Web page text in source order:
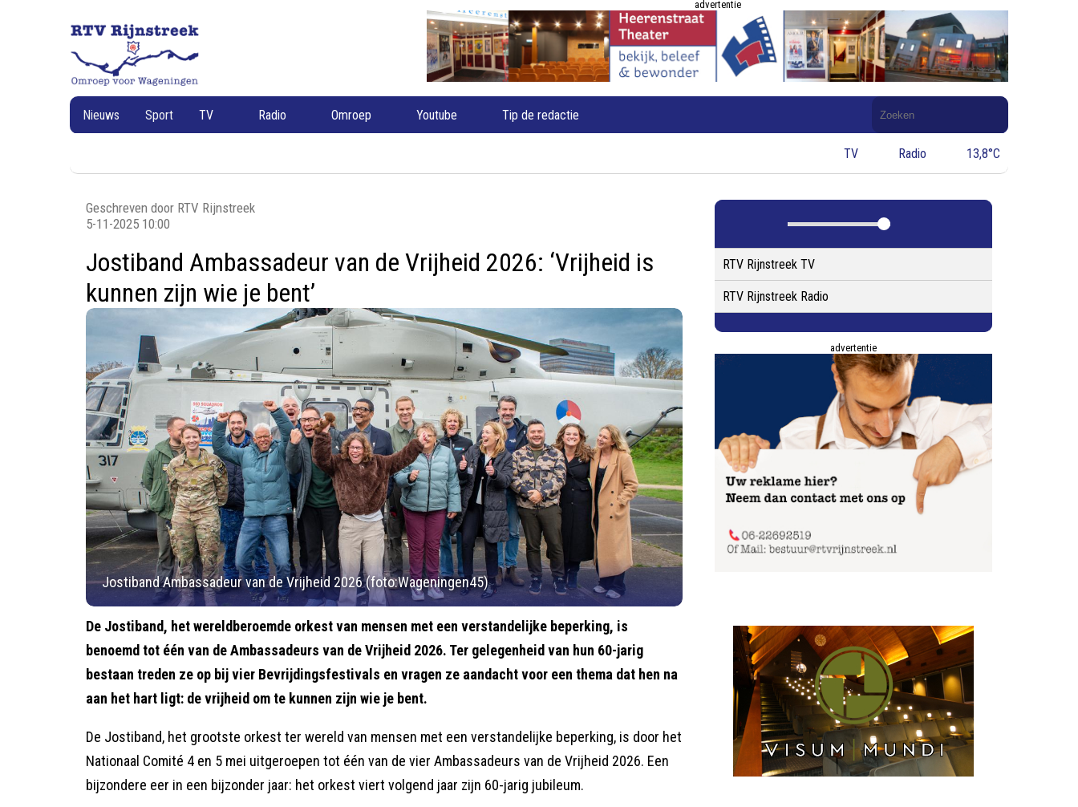
advertentie
Nieuws Sport TV Radio Omroep Youtube Tip de redactie
Doorzoek
de
website
TV
Radio 13,8°C
Geschreven door RTV Rijnstreek
5-11-2025 10:00
Jostiband Ambassadeur van de Vrijheid 2026: ‘Vrijheid is
kunnen zijn wie je bent’
Jostiband Ambassadeur van de Vrijheid 2026 (foto:Wageningen45)
De Jostiband, het wereldberoemde orkest van mensen met een verstandelijke beperking, is
benoemd tot één van de Ambassadeurs van de Vrijheid 2026. Ter gelegenheid van hun 60-jarig
bestaan treden ze op bij vier Bevrijdingsfestivals en vragen ze aandacht voor een thema dat hen na
aan het hart ligt: de vrijheid om te kunnen zijn wie je bent.
De Jostiband, het grootste orkest ter wereld van mensen met een verstandelijke beperking, is door het
Nationaal Comité 4 en 5 mei uitgeroepen tot één van de vier Ambassadeurs van de Vrijheid 2026. Een
bijzondere eer in een bijzonder jaar: het orkest viert volgend jaar zijn 60-jarig jubileum.
RTV Rijnstreek TV
RTV Rijnstreek Radio
advertentie